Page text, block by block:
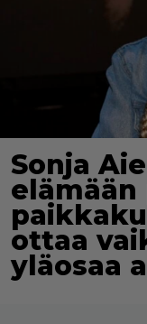
Sonja
elämään
ottaa
yläosaa